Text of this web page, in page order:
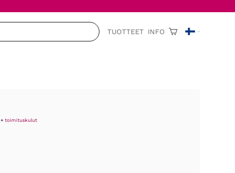
TUOTTEET INFO
+toimituskulut